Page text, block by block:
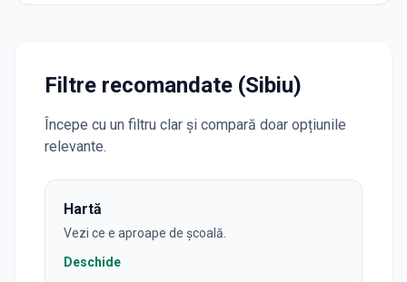
Filtre recomandate (Sibiu)
Începe cu un filtru clar și compară doar opțiunile
relevante.
Hartă
Vezi ce e aproape de școală.
Deschide